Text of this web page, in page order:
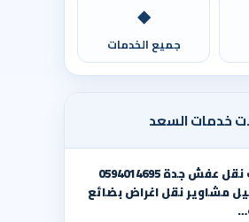
◆
جميع الخدمات
خدمات السعد
دباب نقل عفش جدة 0594014695
مشاوير نقل اغراض بضائع